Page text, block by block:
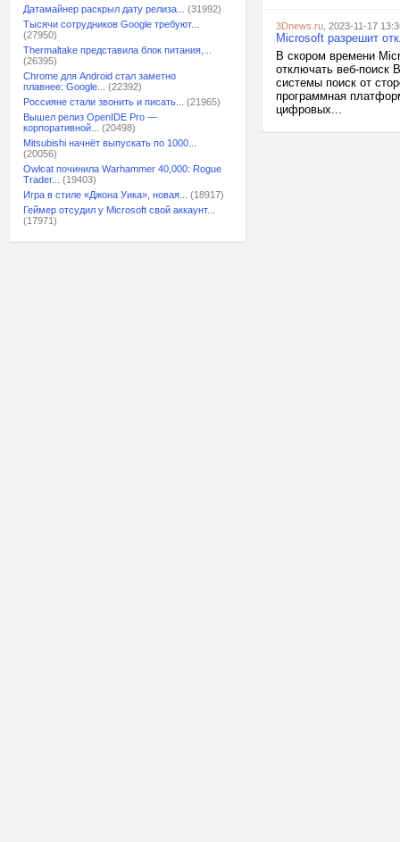
Датамайнер раскрыл дату релиза...
(31992)
Тысячи сотрудников Google требуют...
(27950)
Thermaltake представила блок питания,...
(26395)
Chrome для Android стал заметно
плавнее: Google...
(22392)
Россияне стали звонить и писать...
(21965)
Вышел релиз OpenIDE Pro —
корпоративной...
(20498)
Mitsubishi начнёт выпускать по 1000...
(20056)
Owlcat починила Warhammer 40,000: Rogue
Trader...
(19403)
Игра в стиле «Джона Уика», новая...
(18917)
Геймер отсудил у Microsoft свой аккаунт...
(17971)
3Dnews.ru , 2023-11-17
Microsoft разрешит
В скором времени
отключать веб-поиск
системы поиск от
программная
цифровых...